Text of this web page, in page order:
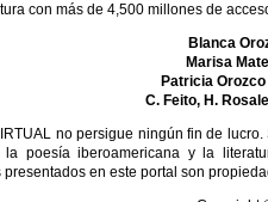
con más de 4,500 millones de
Blanca
Marisa
Patricia
C. Feito, H.
no persigue ningún fin de
la poesía iberoamericana y la
presentados en este portal son